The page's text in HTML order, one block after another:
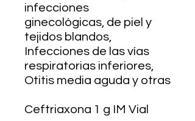
infecciones
ginecológicas, de piel y
tejidos blandos,
Infecciones de las vías
respiratorias inferiores,
Otitis media aguda y otras
Ceftriaxona 1 g IM Vial